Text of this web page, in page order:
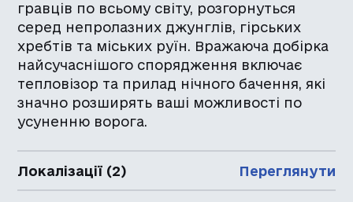
гравців по всьому світу, розгорнуться
серед непролазних джунглів, гірських
хребтів та міських руїн. Вражаюча добірка
найсучаснішого спорядження включає
тепловізор та прилад нічного бачення, які
значно розширять ваші можливості по
усуненню ворога.
Локалізації (2) Переглянути